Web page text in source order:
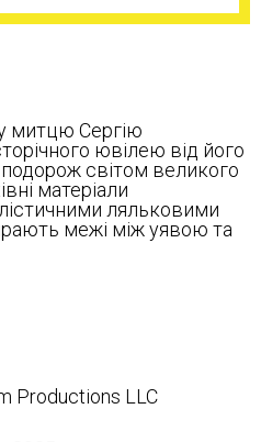
митцю Сергію
ювілею від його
світом великого
матеріали
ляльковими
межі між уявою та
Productions LLC